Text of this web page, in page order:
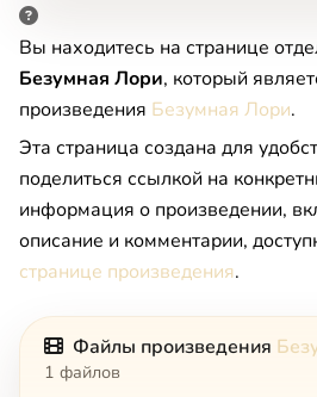
Вы находитесь на странице
Безумная Лори, который
произведения Безумная Лори.
Эта страница создана для
поделиться ссылкой на
информация о произведении,
описание и комментарии,
странице произведения.
Файлы произведения
1 файлов